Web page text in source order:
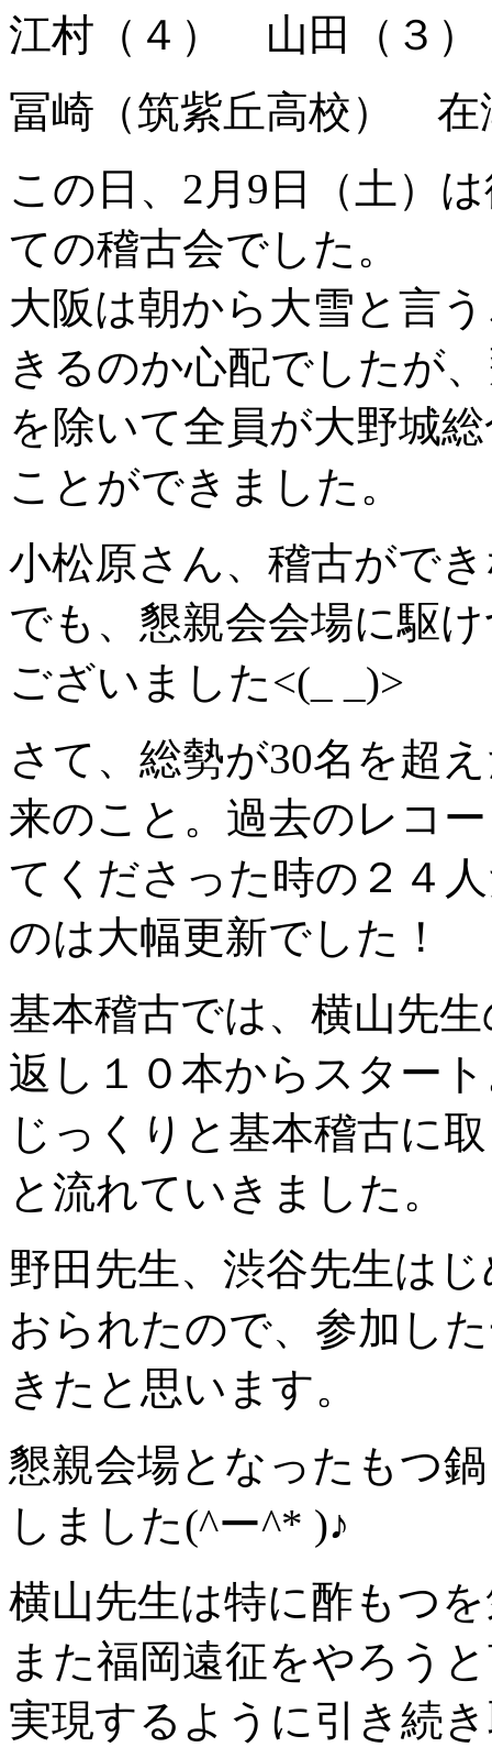
江村（４） 山田（３
冨崎（筑紫丘高校）
この日、2月9日（土）
ての稽古会でした。
大阪は朝から大雪と言
きるのか心配でしたが
を除いて全員が大野城
ことができました。
小松原さん、稽古がで
でも、懇親会会場に駆
ございました<(_ _)>
さて、総勢が30名を超
来のこと。過去のレコ
てくださった時の２４
のは大幅更新でした！
基本稽古では、横山先
返し１０本からスター
じっくりと基本稽古に
と流れていきました。
野田先生、渋谷先生は
おられたので、参加し
きたと思います。
懇親会場となったもつ
しました(^ー^* )♪
横山先生は特に酢もつ
また福岡遠征をやろう
実現するように引き続